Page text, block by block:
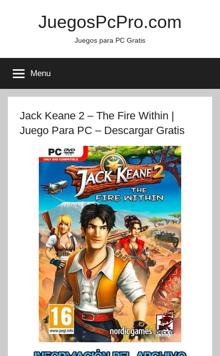
JuegosPcPro.com
Juegos para PC Gratis
Menu
Jack Keane 2 – The Fire Within |
Juego Para PC – Descargar Gratis